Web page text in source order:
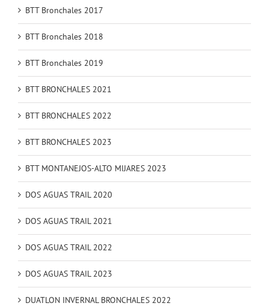
BTT Bronchales 2017
BTT Bronchales 2018
BTT Bronchales 2019
BTT BRONCHALES 2021
BTT BRONCHALES 2022
BTT BRONCHALES 2023
BTT MONTANEJOS-ALTO MIJARES 2023
DOS AGUAS TRAIL 2020
DOS AGUAS TRAIL 2021
DOS AGUAS TRAIL 2022
DOS AGUAS TRAIL 2023
DUATLON INVERNAL BRONCHALES 2022